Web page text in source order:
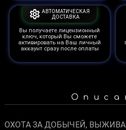
АВТОМАТИЧЕСКАЯ
ДОСТАВКА
Вы получаете лицензионный
ключ, который Вы сможете
активировать на Ваш личный
аккаунт сразу после оплаты
ОХОТА ЗА ДОБЫЧЕЙ,